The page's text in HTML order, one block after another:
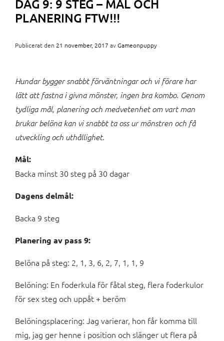
DAG 9: 9 STEG – MÅL OCH
PLANERING FTW!!!
Publicerat den 21 november, 2017 avGameonpuppy
Hundar bygger snabbt förväntningar och vi förare har
lätt att fastna i givna mönster, ingen bra kombo. Genom
tydliga mål, planering och medvetenhet om vart man
brukar belöna kan vi snabbt ta oss ur mönstren och få
utveckling och uthållighet.
Mål:
Backa minst 30 steg på 30 dagar
Dagens delmål:
Backa 9 steg
Planering av pass 9:
Belöna på steg: 2, 1, 3, 6, 2, 7, 1, 1, 9
Belöning: En foderkula för fåtal steg, flera foderkulor
för sex steg och uppåt + beröm
Belöningsplacering: Jag varierar, hon får komma till
mig, jag ger henne i position och slänger ut flera på